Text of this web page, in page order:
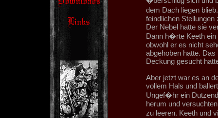
dem Dach liegen
feindlichen
Der Nebel hatte sie
Dann h�rte Keeth
obwohl er es nicht
abgehoben hatte.
Deckung gesucht
Aber jetzt war es an
vollem Hals und
Ungef�hr ein
herum und
zu leeren. Keeth und